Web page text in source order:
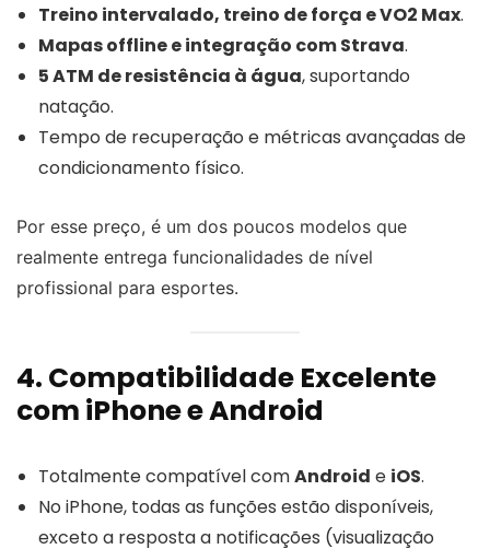
Treino intervalado, treino de força e VO2 Max.
Mapas offline e integração com Strava.
5 ATM de resistência à água, suportando
natação.
Tempo de recuperação e métricas avançadas de
condicionamento físico.
Por esse preço, é um dos poucos modelos que
realmente entrega funcionalidades de nível
profissional para esportes.
4. Compatibilidade Excelente
com iPhone e Android
Totalmente compatível comAndroid e iOS.
No iPhone, todas as funções estão disponíveis,
exceto a resposta a notificações (visualização